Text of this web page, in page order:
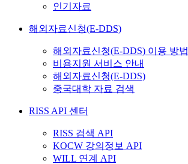
인기자료
해외자료신청(E-DDS)
해외자료신청(E-DDS) 이용 방법
비용지원 서비스 안내
해외자료신청(E-DDS)
중국대학 자료 검색
RISS API 센터
RISS 검색 API
KOCW 강의정보 API
WILL 연계 API